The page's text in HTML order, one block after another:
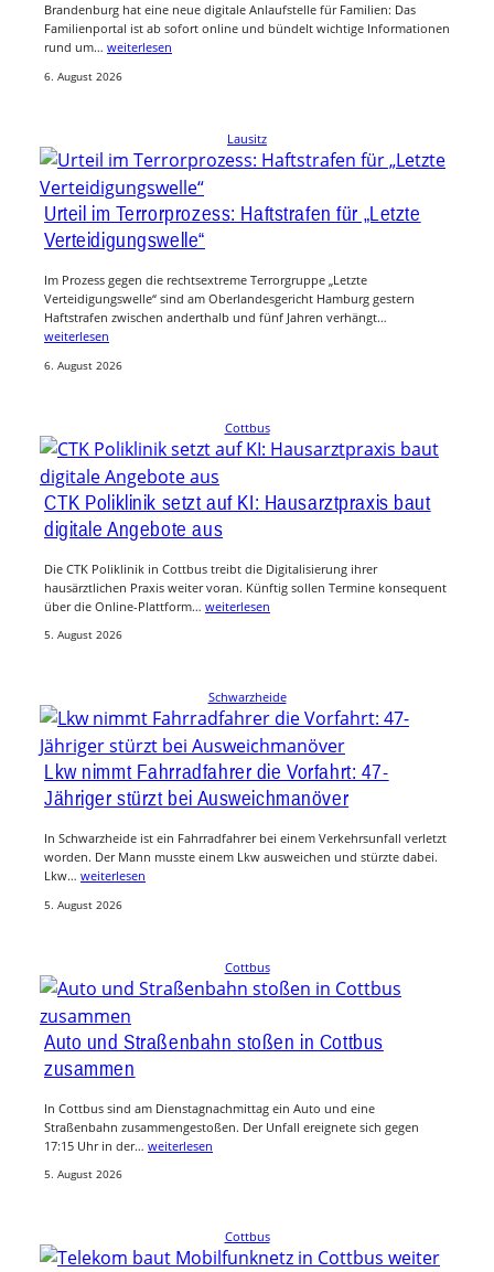
Brandenburg hat eine neue digitale Anlaufstelle für Familien: Das
Familienportal ist ab sofort online und bündelt wichtige Informationen
rund um… weiterlesen
6. August 2026
Lausitz
Urteil im Terrorprozess: Haftstrafen für „Letzte
Verteidigungswelle“
Im Prozess gegen die rechtsextreme Terrorgruppe „Letzte
Verteidigungswelle“ sind am Oberlandesgericht Hamburg gestern
Haftstrafen zwischen anderthalb und fünf Jahren verhängt…
weiterlesen
6. August 2026
Cottbus
CTK Poliklinik setzt auf KI: Hausarztpraxis baut
digitale Angebote aus
Die CTK Poliklinik in Cottbus treibt die Digitalisierung ihrer
hausärztlichen Praxis weiter voran. Künftig sollen Termine konsequent
über die Online-Plattform… weiterlesen
5. August 2026
Schwarzheide
Lkw nimmt Fahrradfahrer die Vorfahrt: 47-
Jähriger stürzt bei Ausweichmanöver
In Schwarzheide ist ein Fahrradfahrer bei einem Verkehrsunfall verletzt
worden. Der Mann musste einem Lkw ausweichen und stürzte dabei.
Lkw… weiterlesen
5. August 2026
Cottbus
Auto und Straßenbahn stoßen in Cottbus
zusammen
In Cottbus sind am Dienstagnachmittag ein Auto und eine
Straßenbahn zusammengestoßen. Der Unfall ereignete sich gegen
17:15 Uhr in der… weiterlesen
5. August 2026
Cottbus